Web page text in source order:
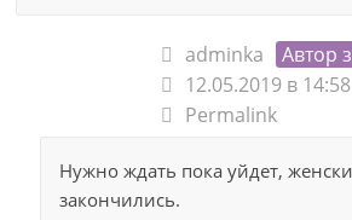
adminka
Автор
12.05.2019 в 14:58
Permalink
Нужно ждать пока уйдет,
закончились.